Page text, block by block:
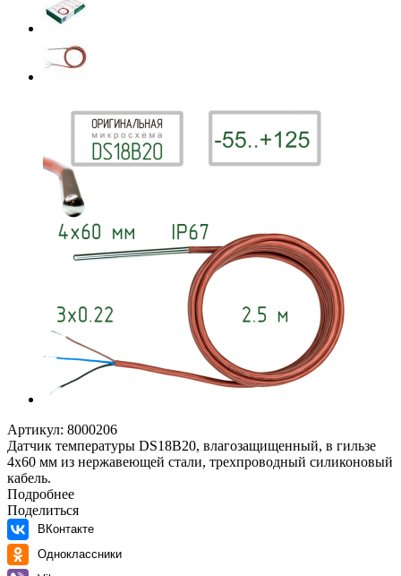
Артикул: 8000206
Датчик температуры DS18B20, влагозащищенный, в гильзе
4x60 мм из нержавеющей стали, трехпроводный силиконовый
кабель.
Подробнее
Поделиться
ВКонтакте
Одноклассники